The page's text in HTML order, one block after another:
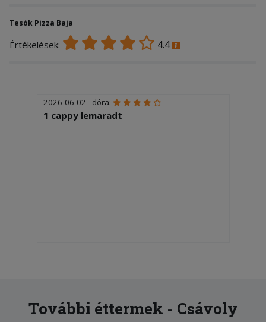
Tesók Pizza Baja
Értékelések: 4.4
2026-06-02 - dóra:
1 cappy lemaradt
További éttermek - Csávoly